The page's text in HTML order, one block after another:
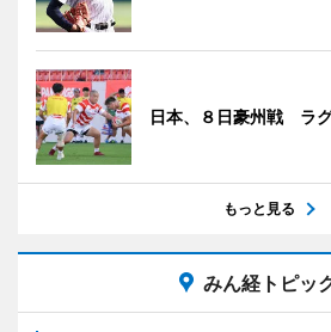
日本、８日豪州戦 ラ
もっと見る
みん経トピッ